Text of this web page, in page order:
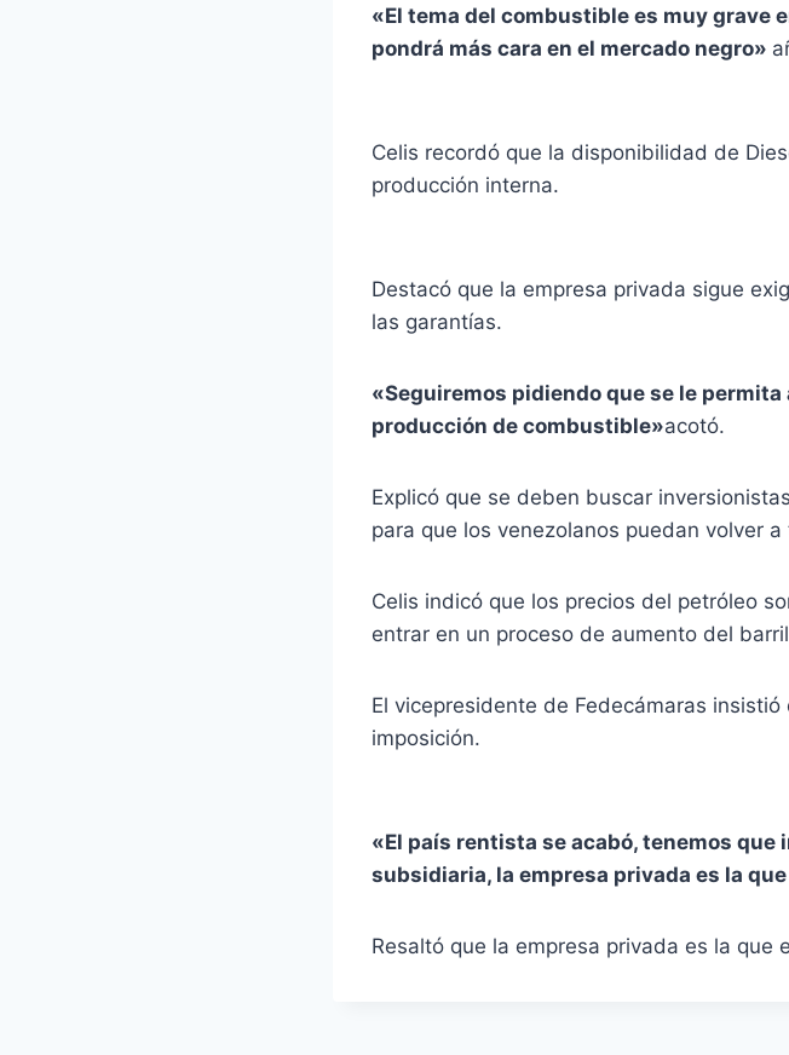
«El tema del combustible es muy grave
pondrá más cara en el mercado negro»
Celis recordó que la disponibilidad de
producción interna.
Destacó que la empresa privada sigue
las garantías.
«Seguiremos pidiendo que se le
producción de combustible»acotó.
Explicó que se deben buscar
para que los venezolanos puedan volver
Celis indicó que los precios del petróleo
entrar en un proceso de aumento del
El vicepresidente de Fedecámaras
imposición.
«El país rentista se acabó, tenemos que
subsidiaria, la empresa privada es la
Resaltó que la empresa privada es la que